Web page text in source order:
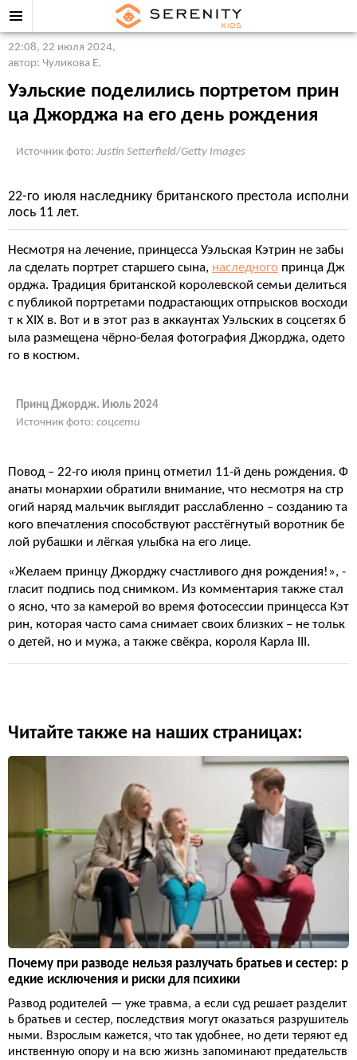
22:08, 22 июля 2024,
автор: Чуликова Е.
Уэльские поделились портретом прин
ца Джорджа на его день рождения
Источник фото: Justin Setterfield/Getty Images
22-го июля наследнику британского престола исполни
лось 11 лет.
Несмотря на лечение, принцесса Уэльская Кэтрин не забы
ла сделать портрет старшего сына, наследного принца Дж
орджа. Традиция британской королевской семьи делиться
с публикой портретами подрастающих отпрысков восходи
т к XIX в. Вот и в этот раз в аккаунтах Уэльских в соцсетях б
ыла размещена чёрно-белая фотография Джорджа, одето
го в костюм.
Принц Джордж. Июль 2024
Источник фото: соцсети
Повод – 22-го июля принц отметил 11-й день рождения. Ф
анаты монархии обратили внимание, что несмотря на стр
огий наряд мальчик выглядит расслабленно – созданию та
кого впечатления способствуют расстёгнутый воротник бе
лой рубашки и лёгкая улыбка на его лице.
«Желаем принцу Джорджу счастливого дня рождения!», -
гласит подпись под снимком. Из комментария также стал
о ясно, что за камерой во время фотосессии принцесса Кэт
рин, которая часто сама снимает своих близких – не тольк
о детей, но и мужа, а также свёкра, короля Карла III.
Читайте также на наших страницах:
Почему при разводе нельзя разлучать братьев и сестер: р
едкие исключения и риски для психики
Развод родителей — уже травма, а если суд решает разделит
ь братьев и сестер, последствия могут оказаться разрушитель
ными. Взрослым кажется, что так удобнее, но дети теряют ед
инственную опору и на всю жизнь запоминают предательств